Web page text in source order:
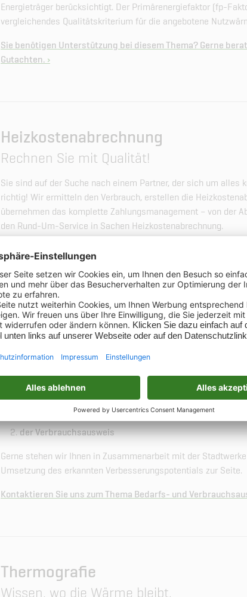
Energieträger berücksichtigt. Der Primärenergiefaktor (fp-
vergleichendes Qualitätskriterium für die angebotene
Sie benötigen Unterstützung bei diesem Thema? Gerne
Gutachten.
Heizkostenabrechnung
Rechnen Sie mit Qualität!
Sie sind auf der Suche nach einem Partner, der sich um alles
richtig! Wir ermitteln den Verbrauch, erstellen die
übernehmen das komplette Zahlungsmanagement – von der
den Rund-Um-Service in Sachen Heizkostenabrechnung.
Gerne setzen wir uns mit Ihnen zusammen und erarbeiten
Energieausweise
Bedarfs- und Verbrauchsausweis
Bereits seit 2007 müssen alle Besitzer von Wohngebäuden
sie diese verkaufen oder neu vermieten wollen. Generell
der Verbrauchsausweis
Gerne stehen wir Ihnen in Zusammenarbeit mit der
Umsetzung des erkannten Verbesserungspotentials zur Seite.
Kontaktieren Sie uns zum Thema Bedarfs- und
Thermografie
Wissen, wo die Wärme bleibt.